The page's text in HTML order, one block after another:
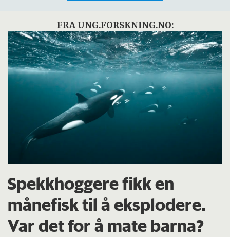
FRA UNG.FORSKNING.NO:
Spekkhoggere fikk en
månefisk til å eksplodere.
Var det for å mate barna?